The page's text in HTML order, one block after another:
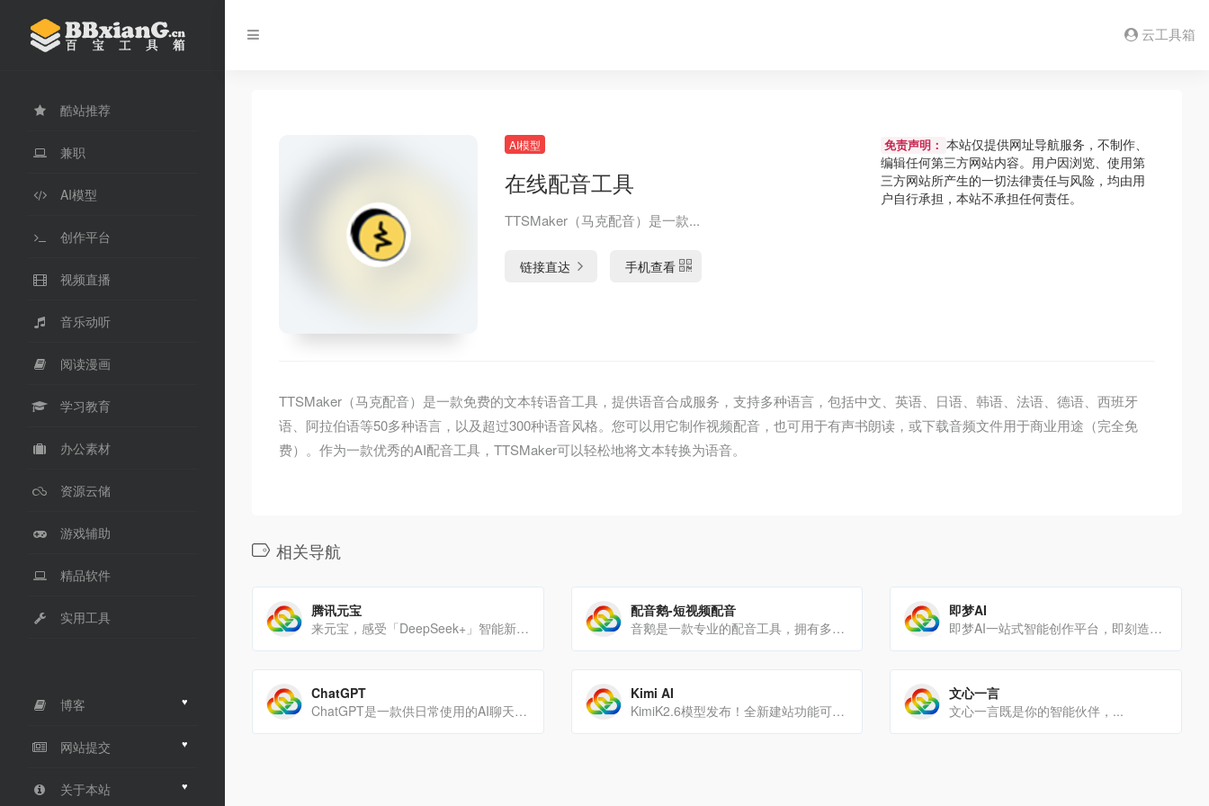
酷站推荐
兼职
AI模型
创作平台
视频直播
音乐动听
阅读漫画
学习教育
办公素材
资源云储
游戏辅助
精品软件
实用工具
博客 ♥
网站提交 ♥
关于本站 ♥
云工具箱
AI模型
在线配音工具
TTSMaker（马克配音）是一款...
链接直达 手机查看
免责声明：
本站仅提供网址导航服务，不制作、
编辑任何第三方网站内容。用户因浏览、使用第
三方网站所产生的一切法律责任与风险，均由用
户自行承担，本站不承担任何责任。
TTSMaker（马克配音）是一款免费的文本转语音工具，提供语音合成服务，支持多种语言，包括中文、英语、日语、韩语、法语、德语、西班牙
语、阿拉伯语等50多种语言，以及超过300种语音风格。您可以用它制作视频配音，也可用于有声书朗读，或下载音频文件用于商业用途（完全免
费）。作为一款优秀的AI配音工具，TTSMaker可以轻松地将文本转换为语音。
相关导航
腾讯元宝
来元宝，感受「DeepSeek+」智能新体验！联网搜索公众号、视频号等优质腾讯生态信源，搜得更准、答得更全；智[…]
配音鹅-短视频配音
音鹅是一款专业的配音工具，拥有多位配音主播，支持添加背景音乐，导出MP3音频文件，操作简单，一键配音；为大家提[…]
即梦AI
即梦AI一站式智能创作平台，即刻造梦。提供AI绘画和AIGC视频创作体验，拥有激发无限创作灵感的社区。让即梦A[…]
ChatGPT
ChatGPT是一款供日常使用的AI聊天机器人。与最先进的AI模型互动，探索创意、解决问题以及提升学[…]
Kimi AI
KimiK2.6模型发布！全新建站功能可生成极具设计感的网站，支持轻量后端模块；Agent集群全面升级，[…]
文心一言
文心一言既是你的智能伙伴，...